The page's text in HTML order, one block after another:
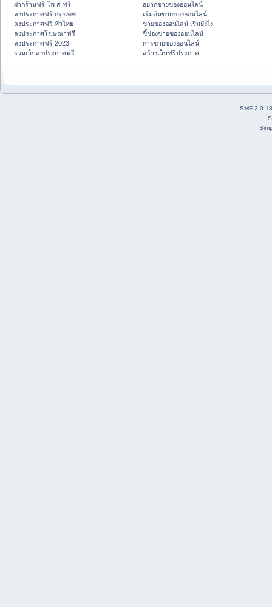
ฝากร้านฟรี โพ ส ฟรี
ลงประกาศฟรี กรุงเทพ
ลงประกาศฟรี ทั่วไทย
ลงประกาศโฆษณาฟรี
ลงประกาศฟรี 2023
รวมเว็บลงประกาศฟรี
อยากขายของออนไลน์
เริ่มต้นขายของออนไลน์
ขายของออนไลน์ เริ่มยังไง
ชี้ช่องขายของออนไลน์
การขายของออนไลน์
สร้างเว็บฟรีประกาศ
SMF 2.0.18